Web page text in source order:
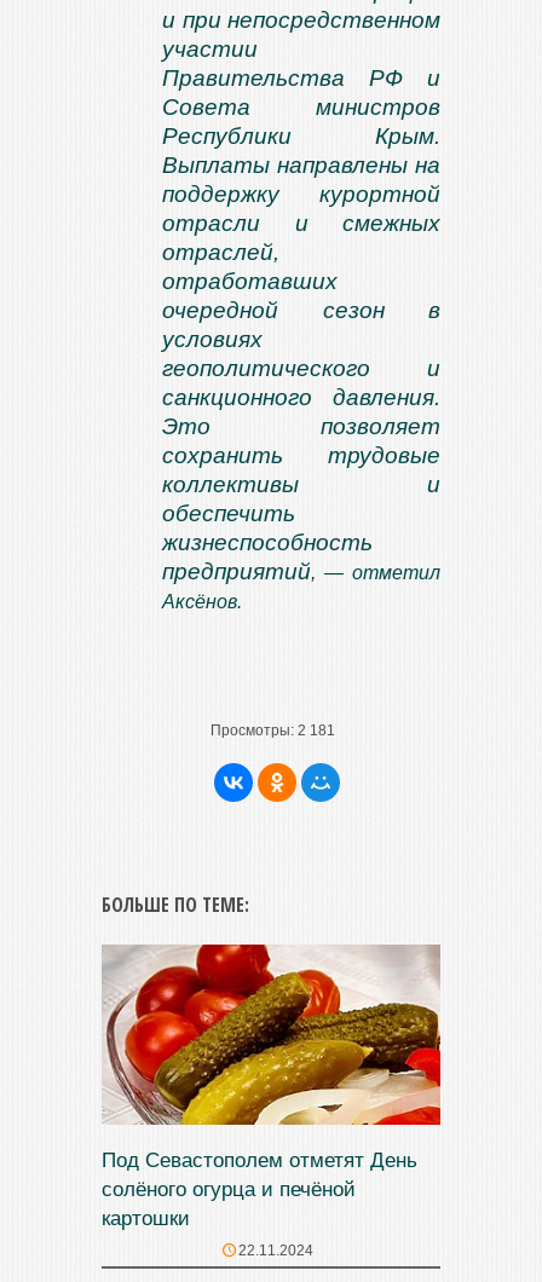
и при непосредственном
участии
Правительства РФ и
Совета министров
Республики Крым.
Выплаты направлены на
поддержку курортной
отрасли и смежных
отраслей,
отработавших
очередной сезон в
условиях
геополитического и
санкционного давления.
Это позволяет
сохранить трудовые
коллективы и
обеспечить
жизнеспособность
предприятий, — отметил
Аксёнов.
Просмотры: 2 181
БОЛЬШЕ ПО ТЕМЕ:
Под Севастополем отметят День
солёного огурца и печёной
картошки
22.11.2024